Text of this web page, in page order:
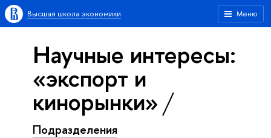
Меню
Высшая школа экономики
Научные интересы:
«экспорт и
кинорынки»
Подразделения